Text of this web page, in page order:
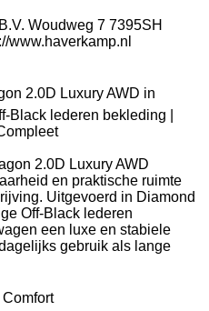
Woudweg 7 7395SH
www.haverkamp.nl
2.0D Luxury AWD in
Black lederen bekleding |
2.0D Luxury AWD
en praktische ruimte
Uitgevoerd in Diamond
Off-Black lederen
een luxe en stabiele
gebruik als lange